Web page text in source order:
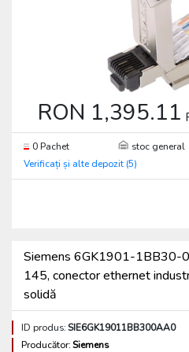
RON 1,395.11
0 Pachet
stoc general
Verificați și alte depozit (5)
Siemens 6GK1901-1BB30-
145, conector ethernet
solidă
ID produs:SIE6GK19011BB300AA0
Producător:Siemens